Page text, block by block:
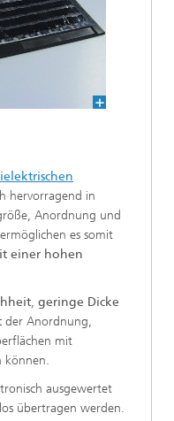
hervorragend in
Anordnung und
es somit
einer hohen
, geringe Dicke
der Anordnung,
mit
können.
ausgewertet
übertragen werden.